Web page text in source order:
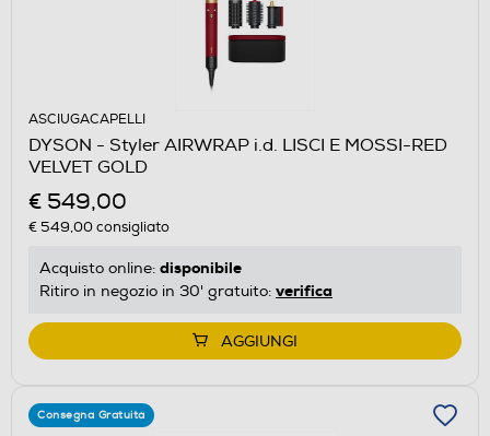
ASCIUGACAPELLI
DYSON - Styler AIRWRAP i.d. LISCI E MOSSI-RED
VELVET GOLD
€ 549,00
€ 549,00consigliato
Acquisto online: disponibile
Ritiro in negozio in 30' gratuito: verifica
AGGIUNGI
Consegna Gratuita